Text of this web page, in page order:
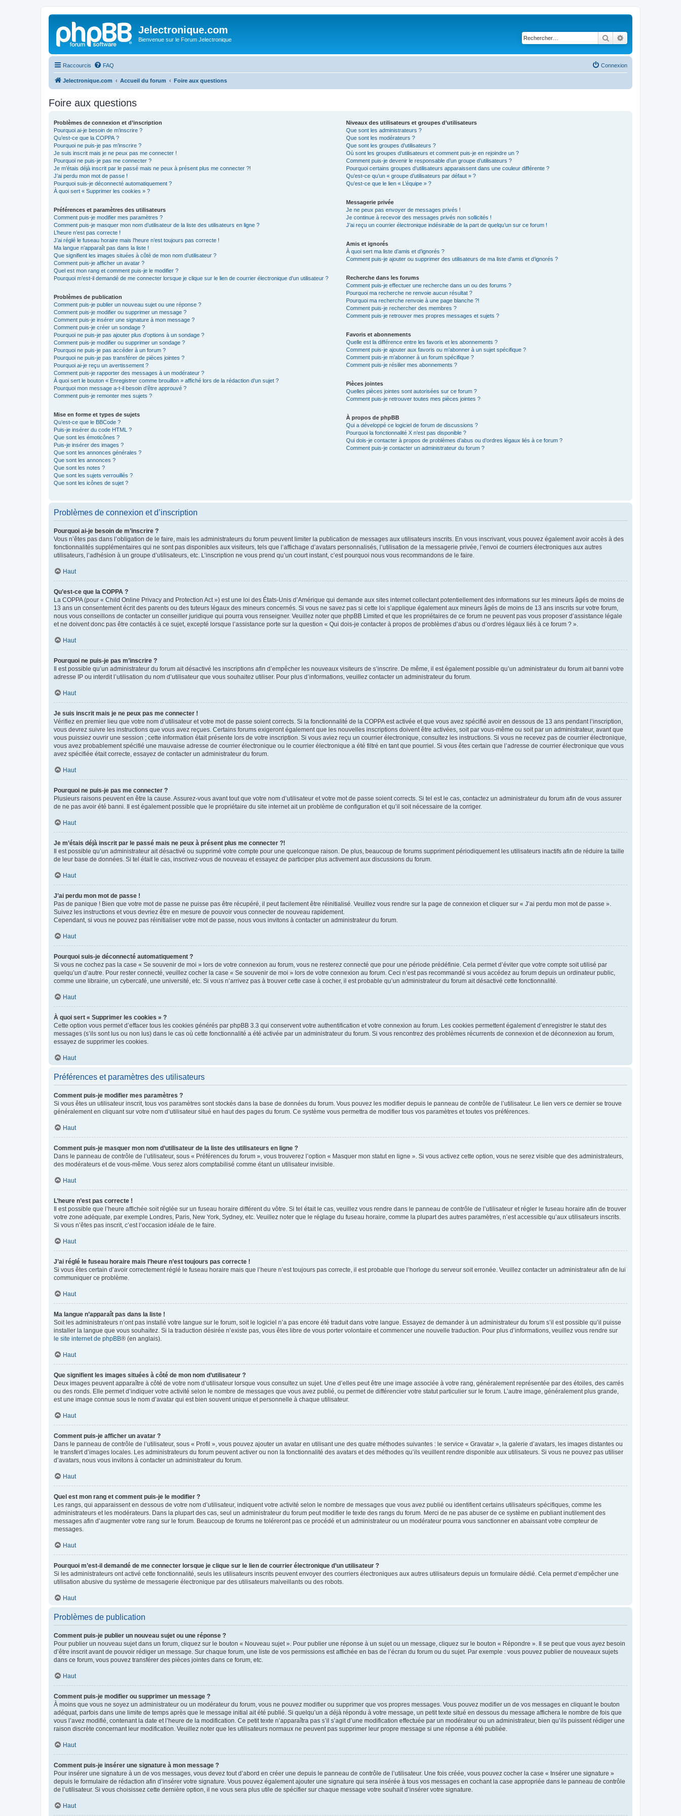
Jelectronique.com
Bienvenue sur le Forum Jelectronique Rechercher
Raccourcis FAQ Connexion
Jelectronique.com Accueil du forum Foire aux questions
Foire aux questions
Problèmes de connexion et d’inscription
Pourquoi ai-je besoin de m’inscrire ?
Qu’est-ce que la COPPA ?
Pourquoi ne puis-je pas m’inscrire ?
Je suis inscrit mais je ne peux pas me connecter !
Pourquoi ne puis-je pas me connecter ?
Je m’étais déjà inscrit par le passé mais ne peux à présent plus me connecter ?!
J’ai perdu mon mot de passe !
Pourquoi suis-je déconnecté automatiquement ?
À quoi sert « Supprimer les cookies » ?
Préférences et paramètres des utilisateurs
Comment puis-je modifier mes paramètres ?
Comment puis-je masquer mon nom d’utilisateur de la liste des utilisateurs en ligne ?
L’heure n’est pas correcte !
J’ai réglé le fuseau horaire mais l’heure n’est toujours pas correcte !
Ma langue n’apparaît pas dans la liste !
Que signifient les images situées à côté de mon nom d’utilisateur ?
Comment puis-je afficher un avatar ?
Quel est mon rang et comment puis-je le modifier ?
Pourquoi m’est-il demandé de me connecter lorsque je clique sur le lien de courrier électronique d’un utilisateur ?
Problèmes de publication
Comment puis-je publier un nouveau sujet ou une réponse ?
Comment puis-je modifier ou supprimer un message ?
Comment puis-je insérer une signature à mon message ?
Comment puis-je créer un sondage ?
Pourquoi ne puis-je pas ajouter plus d’options à un sondage ?
Comment puis-je modifier ou supprimer un sondage ?
Pourquoi ne puis-je pas accéder à un forum ?
Pourquoi ne puis-je pas transférer de pièces jointes ?
Pourquoi ai-je reçu un avertissement ?
Comment puis-je rapporter des messages à un modérateur ?
À quoi sert le bouton « Enregistrer comme brouillon » affiché lors de la rédaction d’un sujet ?
Pourquoi mon message a-t-il besoin d’être approuvé ?
Comment puis-je remonter mes sujets ?
Mise en forme et types de sujets
Qu’est-ce que le BBCode ?
Puis-je insérer du code HTML ?
Que sont les émoticônes ?
Puis-je insérer des images ?
Que sont les annonces générales ?
Que sont les annonces ?
Que sont les notes ?
Que sont les sujets verrouillés ?
Que sont les icônes de sujet ?
Niveaux des utilisateurs et groupes d’utilisateurs
Que sont les administrateurs ?
Que sont les modérateurs ?
Que sont les groupes d’utilisateurs ?
Où sont les groupes d’utilisateurs et comment puis-je en rejoindre un ?
Comment puis-je devenir le responsable d’un groupe d’utilisateurs ?
Pourquoi certains groupes d’utilisateurs apparaissent dans une couleur différente ?
Qu’est-ce qu’un « groupe d’utilisateurs par défaut » ?
Qu’est-ce que le lien « L’équipe » ?
Messagerie privée
Je ne peux pas envoyer de messages privés !
Je continue à recevoir des messages privés non sollicités !
J’ai reçu un courrier électronique indésirable de la part de quelqu’un sur ce forum !
Amis et ignorés
À quoi sert ma liste d’amis et d’ignorés ?
Comment puis-je ajouter ou supprimer des utilisateurs de ma liste d’amis et d’ignorés ?
Recherche dans les forums
Comment puis-je effectuer une recherche dans un ou des forums ?
Pourquoi ma recherche ne renvoie aucun résultat ?
Pourquoi ma recherche renvoie à une page blanche ?!
Comment puis-je rechercher des membres ?
Comment puis-je retrouver mes propres messages et sujets ?
Favoris et abonnements
Quelle est la différence entre les favoris et les abonnements ?
Comment puis-je ajouter aux favoris ou m’abonner à un sujet spécifique ?
Comment puis-je m’abonner à un forum spécifique ?
Comment puis-je résilier mes abonnements ?
Pièces jointes
Quelles pièces jointes sont autorisées sur ce forum ?
Comment puis-je retrouver toutes mes pièces jointes ?
À propos de phpBB
Qui a développé ce logiciel de forum de discussions ?
Pourquoi la fonctionnalité X n’est pas disponible ?
Qui dois-je contacter à propos de problèmes d’abus ou d’ordres légaux liés à ce forum ?
Comment puis-je contacter un administrateur du forum ?
Problèmes de connexion et d’inscription
Pourquoi ai-je besoin de m’inscrire ?
Vous n’êtes pas dans l’obligation de le faire, mais les administrateurs du forum peuvent limiter la publication de messages aux utilisateurs inscrits. En vous inscrivant, vous pouvez également avoir accès à des
fonctionnalités supplémentaires qui ne sont pas disponibles aux visiteurs, tels que l’affichage d’avatars personnalisés, l’utilisation de la messagerie privée, l’envoi de courriers électroniques aux autres
utilisateurs, l’adhésion à un groupe d’utilisateurs, etc. L’inscription ne vous prend qu’un court instant, c’est pourquoi nous vous recommandons de le faire.
Haut
Qu’est-ce que la COPPA ?
La COPPA (pour « Child Online Privacy and Protection Act ») est une loi des États-Unis d’Amérique qui demande aux sites internet collectant potentiellement des informations sur les mineurs âgés de moins de
13 ans un consentement écrit des parents ou des tuteurs légaux des mineurs concernés. Si vous ne savez pas si cette loi s’applique également aux mineurs âgés de moins de 13 ans inscrits sur votre forum,
nous vous conseillons de contacter un conseiller juridique qui pourra vous renseigner. Veuillez noter que phpBB Limited et que les propriétaires de ce forum ne peuvent pas vous proposer d’assistance légale
et ne doivent donc pas être contactés à ce sujet, excepté lorsque l’assistance porte sur la question « Qui dois-je contacter à propos de problèmes d’abus ou d’ordres légaux liés à ce forum ? ».
Haut
Pourquoi ne puis-je pas m’inscrire ?
Il est possible qu’un administrateur du forum ait désactivé les inscriptions afin d’empêcher les nouveaux visiteurs de s’inscrire. De même, il est également possible qu’un administrateur du forum ait banni votre
adresse IP ou interdit l’utilisation du nom d’utilisateur que vous souhaitez utiliser. Pour plus d’informations, veuillez contacter un administrateur du forum.
Haut
Je suis inscrit mais je ne peux pas me connecter !
Vérifiez en premier lieu que votre nom d’utilisateur et votre mot de passe soient corrects. Si la fonctionnalité de la COPPA est activée et que vous avez spécifié avoir en dessous de 13 ans pendant l’inscription,
vous devrez suivre les instructions que vous avez reçues. Certains forums exigeront également que les nouvelles inscriptions doivent être activées, soit par vous-même ou soit par un administrateur, avant que
vous puissiez ouvrir une session ; cette information était présente lors de votre inscription. Si vous aviez reçu un courrier électronique, consultez les instructions. Si vous ne recevez pas de courrier électronique,
vous avez probablement spécifié une mauvaise adresse de courrier électronique ou le courrier électronique a été filtré en tant que pourriel. Si vous êtes certain que l’adresse de courrier électronique que vous
avez spécifiée était correcte, essayez de contacter un administrateur du forum.
Haut
Pourquoi ne puis-je pas me connecter ?
Plusieurs raisons peuvent en être la cause. Assurez-vous avant tout que votre nom d’utilisateur et votre mot de passe soient corrects. Si tel est le cas, contactez un administrateur du forum afin de vous assurer
de ne pas avoir été banni. Il est également possible que le propriétaire du site internet ait un problème de configuration et qu’il soit nécessaire de la corriger.
Haut
Je m’étais déjà inscrit par le passé mais ne peux à présent plus me connecter ?!
Il est possible qu’un administrateur ait désactivé ou supprimé votre compte pour une quelconque raison. De plus, beaucoup de forums suppriment périodiquement les utilisateurs inactifs afin de réduire la taille
de leur base de données. Si tel était le cas, inscrivez-vous de nouveau et essayez de participer plus activement aux discussions du forum.
Haut
J’ai perdu mon mot de passe !
Pas de panique ! Bien que votre mot de passe ne puisse pas être récupéré, il peut facilement être réinitialisé. Veuillez vous rendre sur la page de connexion et cliquer sur « J’ai perdu mon mot de passe ».
Suivez les instructions et vous devriez être en mesure de pouvoir vous connecter de nouveau rapidement.
Cependant, si vous ne pouvez pas réinitialiser votre mot de passe, nous vous invitons à contacter un administrateur du forum.
Haut
Pourquoi suis-je déconnecté automatiquement ?
Si vous ne cochez pas la case « Se souvenir de moi » lors de votre connexion au forum, vous ne resterez connecté que pour une période prédéfinie. Cela permet d’éviter que votre compte soit utilisé par
quelqu’un d’autre. Pour rester connecté, veuillez cocher la case « Se souvenir de moi » lors de votre connexion au forum. Ceci n’est pas recommandé si vous accédez au forum depuis un ordinateur public,
comme une librairie, un cybercafé, une université, etc. Si vous n’arrivez pas à trouver cette case à cocher, il est probable qu’un administrateur du forum ait désactivé cette fonctionnalité.
Haut
À quoi sert « Supprimer les cookies » ?
Cette option vous permet d’effacer tous les cookies générés par phpBB 3.3 qui conservent votre authentification et votre connexion au forum. Les cookies permettent également d’enregistrer le statut des
messages (s’ils sont lus ou non lus) dans le cas où cette fonctionnalité a été activée par un administrateur du forum. Si vous rencontrez des problèmes récurrents de connexion et de déconnexion au forum,
essayez de supprimer les cookies.
Haut
Préférences et paramètres des utilisateurs
Comment puis-je modifier mes paramètres ?
Si vous êtes un utilisateur inscrit, tous vos paramètres sont stockés dans la base de données du forum. Vous pouvez les modifier depuis le panneau de contrôle de l’utilisateur. Le lien vers ce dernier se trouve
généralement en cliquant sur votre nom d’utilisateur situé en haut des pages du forum. Ce système vous permettra de modifier tous vos paramètres et toutes vos préférences.
Haut
Comment puis-je masquer mon nom d’utilisateur de la liste des utilisateurs en ligne ?
Dans le panneau de contrôle de l’utilisateur, sous « Préférences du forum », vous trouverez l’option « Masquer mon statut en ligne ». Si vous activez cette option, vous ne serez visible que des administrateurs,
des modérateurs et de vous-même. Vous serez alors comptabilisé comme étant un utilisateur invisible.
Haut
L’heure n’est pas correcte !
Il est possible que l’heure affichée soit réglée sur un fuseau horaire différent du vôtre. Si tel était le cas, veuillez vous rendre dans le panneau de contrôle de l’utilisateur et régler le fuseau horaire afin de trouver
votre zone adéquate, par exemple Londres, Paris, New York, Sydney, etc. Veuillez noter que le réglage du fuseau horaire, comme la plupart des autres paramètres, n’est accessible qu’aux utilisateurs inscrits.
Si vous n’êtes pas inscrit, c’est l’occasion idéale de le faire.
Haut
J’ai réglé le fuseau horaire mais l’heure n’est toujours pas correcte !
Si vous êtes certain d’avoir correctement réglé le fuseau horaire mais que l’heure n’est toujours pas correcte, il est probable que l’horloge du serveur soit erronée. Veuillez contacter un administrateur afin de lui
communiquer ce problème.
Haut
Ma langue n’apparaît pas dans la liste !
Soit les administrateurs n’ont pas installé votre langue sur le forum, soit le logiciel n’a pas encore été traduit dans votre langue. Essayez de demander à un administrateur du forum s’il est possible qu’il puisse
installer la langue que vous souhaitez. Si la traduction désirée n’existe pas, vous êtes libre de vous porter volontaire et commencer une nouvelle traduction. Pour plus d’informations, veuillez vous rendre sur
le site internet de phpBB® (en anglais).
Haut
Que signifient les images situées à côté de mon nom d’utilisateur ?
Deux images peuvent apparaître à côté de votre nom d’utilisateur lorsque vous consultez un sujet. Une d’elles peut être une image associée à votre rang, généralement représentée par des étoiles, des carrés
ou des ronds. Elle permet d’indiquer votre activité selon le nombre de messages que vous avez publié, ou permet de différencier votre statut particulier sur le forum. L’autre image, généralement plus grande,
est une image connue sous le nom d’avatar qui est bien souvent unique et personnelle à chaque utilisateur.
Haut
Comment puis-je afficher un avatar ?
Dans le panneau de contrôle de l’utilisateur, sous « Profil », vous pouvez ajouter un avatar en utilisant une des quatre méthodes suivantes : le service « Gravatar », la galerie d’avatars, les images distantes ou
le transfert d’images locales. Les administrateurs du forum peuvent activer ou non la fonctionnalité des avatars et des méthodes qu’ils veuillent rendre disponible aux utilisateurs. Si vous ne pouvez pas utiliser
d’avatars, nous vous invitons à contacter un administrateur du forum.
Haut
Quel est mon rang et comment puis-je le modifier ?
Les rangs, qui apparaissent en dessous de votre nom d’utilisateur, indiquent votre activité selon le nombre de messages que vous avez publié ou identifient certains utilisateurs spécifiques, comme les
administrateurs et les modérateurs. Dans la plupart des cas, seul un administrateur du forum peut modifier le texte des rangs du forum. Merci de ne pas abuser de ce système en publiant inutilement des
messages afin d’augmenter votre rang sur le forum. Beaucoup de forums ne toléreront pas ce procédé et un administrateur ou un modérateur pourra vous sanctionner en abaissant votre compteur de
messages.
Haut
Pourquoi m’est-il demandé de me connecter lorsque je clique sur le lien de courrier électronique d’un utilisateur ?
Si les administrateurs ont activé cette fonctionnalité, seuls les utilisateurs inscrits peuvent envoyer des courriers électroniques aux autres utilisateurs depuis un formulaire dédié. Cela permet d’empêcher une
utilisation abusive du système de messagerie électronique par des utilisateurs malveillants ou des robots.
Haut
Problèmes de publication
Comment puis-je publier un nouveau sujet ou une réponse ?
Pour publier un nouveau sujet dans un forum, cliquez sur le bouton « Nouveau sujet ». Pour publier une réponse à un sujet ou un message, cliquez sur le bouton « Répondre ». Il se peut que vous ayez besoin
d’être inscrit avant de pouvoir rédiger un message. Sur chaque forum, une liste de vos permissions est affichée en bas de l’écran du forum ou du sujet. Par exemple : vous pouvez publier de nouveaux sujets
dans ce forum, vous pouvez transférer des pièces jointes dans ce forum, etc.
Haut
Comment puis-je modifier ou supprimer un message ?
À moins que vous ne soyez un administrateur ou un modérateur du forum, vous ne pouvez modifier ou supprimer que vos propres messages. Vous pouvez modifier un de vos messages en cliquant le bouton
adéquat, parfois dans une limite de temps après que le message initial ait été publié. Si quelqu’un a déjà répondu à votre message, un petit texte situé en dessous du message affichera le nombre de fois que
vous l’avez modifié, contenant la date et l’heure de la modification. Ce petit texte n’apparaîtra pas s’il s’agit d’une modification effectuée par un modérateur ou un administrateur, bien qu’ils puissent rédiger une
raison discrète concernant leur modification. Veuillez noter que les utilisateurs normaux ne peuvent pas supprimer leur propre message si une réponse a été publiée.
Haut
Comment puis-je insérer une signature à mon message ?
Pour insérer une signature à un de vos messages, vous devez tout d’abord en créer une depuis le panneau de contrôle de l’utilisateur. Une fois créée, vous pouvez cocher la case « Insérer une signature »
depuis le formulaire de rédaction afin d’insérer votre signature. Vous pouvez également ajouter une signature qui sera insérée à tous vos messages en cochant la case appropriée dans le panneau de contrôle
de l’utilisateur. Si vous choisissez cette dernière option, il ne vous sera plus utile de spécifier sur chaque message votre souhait d’insérer votre signature.
Haut